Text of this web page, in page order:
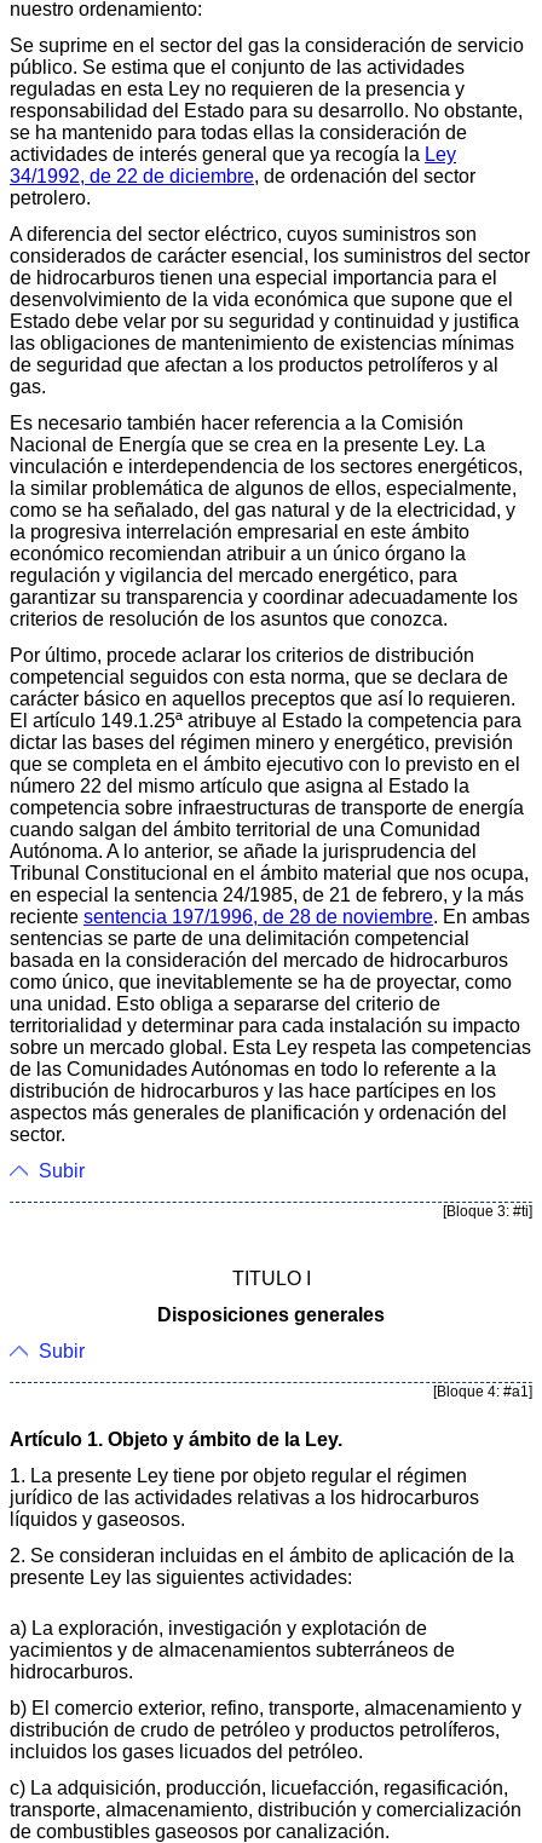
nuestro ordenamiento:
Se suprime en el sector del gas la consideración de servicio
público. Se estima que el conjunto de las actividades
reguladas en esta Ley no requieren de la presencia y
responsabilidad del Estado para su desarrollo. No obstante,
se ha mantenido para todas ellas la consideración de
actividades de interés general que ya recogía la Ley
34/1992, de 22 de diciembre, de ordenación del sector
petrolero.
A diferencia del sector eléctrico, cuyos suministros son
considerados de carácter esencial, los suministros del sector
de hidrocarburos tienen una especial importancia para el
desenvolvimiento de la vida económica que supone que el
Estado debe velar por su seguridad y continuidad y justifica
las obligaciones de mantenimiento de existencias mínimas
de seguridad que afectan a los productos petrolíferos y al
gas.
Es necesario también hacer referencia a la Comisión
Nacional de Energía que se crea en la presente Ley. La
vinculación e interdependencia de los sectores energéticos,
la similar problemática de algunos de ellos, especialmente,
como se ha señalado, del gas natural y de la electricidad, y
la progresiva interrelación empresarial en este ámbito
económico recomiendan atribuir a un único órgano la
regulación y vigilancia del mercado energético, para
garantizar su transparencia y coordinar adecuadamente los
criterios de resolución de los asuntos que conozca.
Por último, procede aclarar los criterios de distribución
competencial seguidos con esta norma, que se declara de
carácter básico en aquellos preceptos que así lo requieren.
El artículo 149.1.25ª atribuye al Estado la competencia para
dictar las bases del régimen minero y energético, previsión
que se completa en el ámbito ejecutivo con lo previsto en el
número 22 del mismo artículo que asigna al Estado la
competencia sobre infraestructuras de transporte de energía
cuando salgan del ámbito territorial de una Comunidad
Autónoma. A lo anterior, se añade la jurisprudencia del
Tribunal Constitucional en el ámbito material que nos ocupa,
en especial la sentencia 24/1985, de 21 de febrero, y la más
reciente sentencia 197/1996, de 28 de noviembre. En ambas
sentencias se parte de una delimitación competencial
basada en la consideración del mercado de hidrocarburos
como único, que inevitablemente se ha de proyectar, como
una unidad. Esto obliga a separarse del criterio de
territorialidad y determinar para cada instalación su impacto
sobre un mercado global. Esta Ley respeta las competencias
de las Comunidades Autónomas en todo lo referente a la
distribución de hidrocarburos y las hace partícipes en los
aspectos más generales de planificación y ordenación del
sector.
Subir
[Bloque 3: #ti]
TITULO I
Disposiciones generales
Subir
[Bloque 4: #a1]
Artículo 1. Objeto y ámbito de la Ley.
1. La presente Ley tiene por objeto regular el régimen
jurídico de las actividades relativas a los hidrocarburos
líquidos y gaseosos.
2. Se consideran incluidas en el ámbito de aplicación de la
presente Ley las siguientes actividades:
a) La exploración, investigación y explotación de
yacimientos y de almacenamientos subterráneos de
hidrocarburos.
b) El comercio exterior, refino, transporte, almacenamiento y
distribución de crudo de petróleo y productos petrolíferos,
incluidos los gases licuados del petróleo.
c) La adquisición, producción, licuefacción, regasificación,
transporte, almacenamiento, distribución y comercialización
de combustibles gaseosos por canalización.